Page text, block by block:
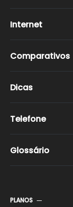
Internet
Comparativos
Dicas
Telefone
Glossário
PLANOS